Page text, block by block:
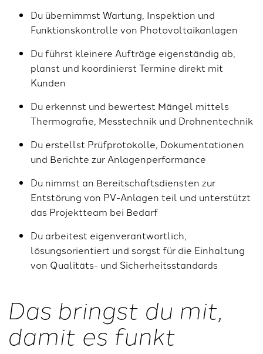
Du übernimmst Wartung, Inspektion und
Funktionskontrolle von Photovoltaikanlagen
Du führst kleinere Aufträge eigenständig ab,
planst und koordinierst Termine direkt mit
Kunden
Du erkennst und bewertest Mängel mittels
Thermografie, Messtechnik und Drohnentechnik
Du erstellst Prüfprotokolle, Dokumentationen
und Berichte zur Anlagenperformance
Du nimmst an Bereitschaftsdiensten zur
Entstörung von PV-Anlagen teil und unterstützt
das Projektteam bei Bedarf
Du arbeitest eigenverantwortlich,
lösungsorientiert und sorgst für die Einhaltung
von Qualitäts- und Sicherheitsstandards
Das bringst du mit,
damit es funkt